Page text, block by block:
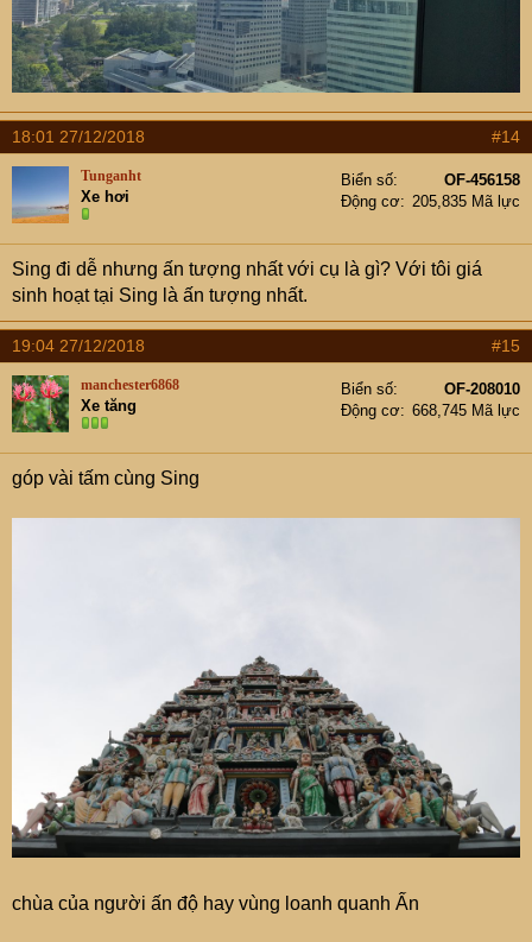
18:01 27/12/2018 #14
Tunganht
Xe hơi
Biển số
OF-456158
Động cơ
205,835 Mã lực
Sing đi dễ nhưng ấn tượng nhất với cụ là gì? Với tôi giá
sinh hoạt tại Sing là ấn tượng nhất.
19:04 27/12/2018 #15
manchester6868
Xe tăng
Biển số
OF-208010
Động cơ
668,745 Mã lực
góp vài tấm cùng Sing
chùa của người ấn độ hay vùng loanh quanh Ấn